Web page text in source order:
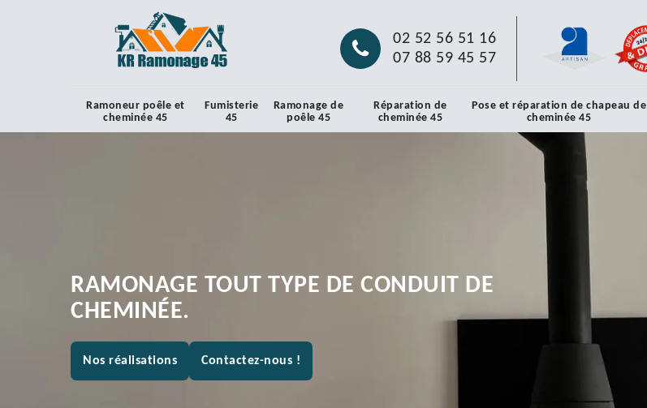
02 52 56 51 16
07 88 59 45 57
Ramoneur poêle et
cheminée 45
Fumisterie
45
Ramonage de
poêle 45
Réparation de
cheminée 45
Pose et réparation de chapeau de
cheminée 45
RAMONAGE TOUT TYPE DE CONDUIT DE
CHEMINÉE.
Nos réalisations Contactez-nous !